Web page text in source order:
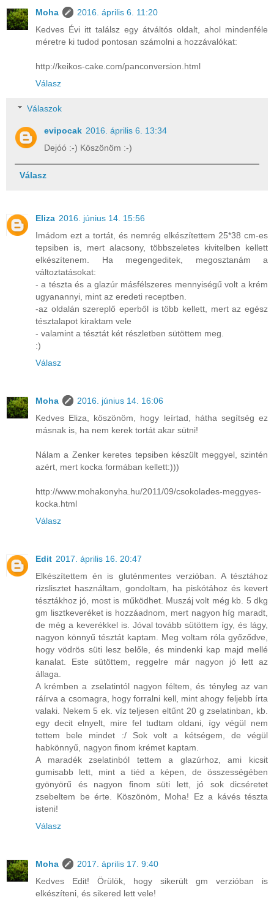
Moha
2016. április 6. 11:20
Kedves Évi itt találsz egy átváltós oldalt, ahol mindenféle
méretre ki tudod pontosan számolni a hozzávalókat:
http://keikos-cake.com/panconversion.html
Válasz
Válaszok
evipocak 2016. április 6. 13:34
Dejóó :-) Köszönöm :-)
Válasz
Eliza 2016. június 14. 15:56
Imádom ezt a tortát, és nemrég elkészítettem 25*38 cm-es
tepsiben is, mert alacsony, többszeletes kivitelben kellett
elkészítenem. Ha megengeditek, megosztanám a
változtatásokat:
- a tészta és a glazúr másfélszeres mennyiségű volt a krém
ugyanannyi, mint az eredeti receptben.
-az oldalán szereplő eperből is több kellett, mert az egész
tésztalapot kiraktam vele
- valamint a tésztát két részletben sütöttem meg.
:)
Válasz
Moha
2016. június 14. 16:06
Kedves Eliza, köszönöm, hogy leírtad, hátha segítség ez
másnak is, ha nem kerek tortát akar sütni!
Nálam a Zenker keretes tepsiben készült meggyel, szintén
azért, mert kocka formában kellett:)))
http://www.mohakonyha.hu/2011/09/csokolades-meggyes-
kocka.html
Válasz
Edit 2017. április 16. 20:47
Elkészítettem én is gluténmentes verzióban. A tésztához
rizslisztet használtam, gondoltam, ha piskótához és kevert
tésztákhoz jó, most is működhet. Muszáj volt még kb. 5 dkg
gm lisztkeveréket is hozzáadnom, mert nagyon híg maradt,
de még a keverékkel is. Jóval tovább sütöttem így, és lágy,
nagyon könnyű tésztát kaptam. Meg voltam róla győződve,
hogy vödrös süti lesz belőle, és mindenki kap majd mellé
kanalat. Este sütöttem, reggelre már nagyon jó lett az
állaga.
A krémben a zselatintól nagyon féltem, és tényleg az van
ráírva a csomagra, hogy forralni kell, mint ahogy feljebb írta
valaki. Nekem 5 ek. víz teljesen eltűnt 20 g zselatinban, kb.
egy decit elnyelt, mire fel tudtam oldani, így végül nem
tettem bele mindet :/ Sok volt a kétségem, de végül
habkönnyű, nagyon finom krémet kaptam.
A maradék zselatinból tettem a glazúrhoz, ami kicsit
gumisabb lett, mint a tiéd a képen, de összességében
gyönyörű és nagyon finom süti lett, jó sok dicséretet
zsebeltem be érte. Köszönöm, Moha! Ez a kávés tészta
isteni!
Válasz
Moha
2017. április 17. 9:40
Kedves Edit! Örülök, hogy sikerült gm verzióban is
elkészíteni, és sikered lett vele!